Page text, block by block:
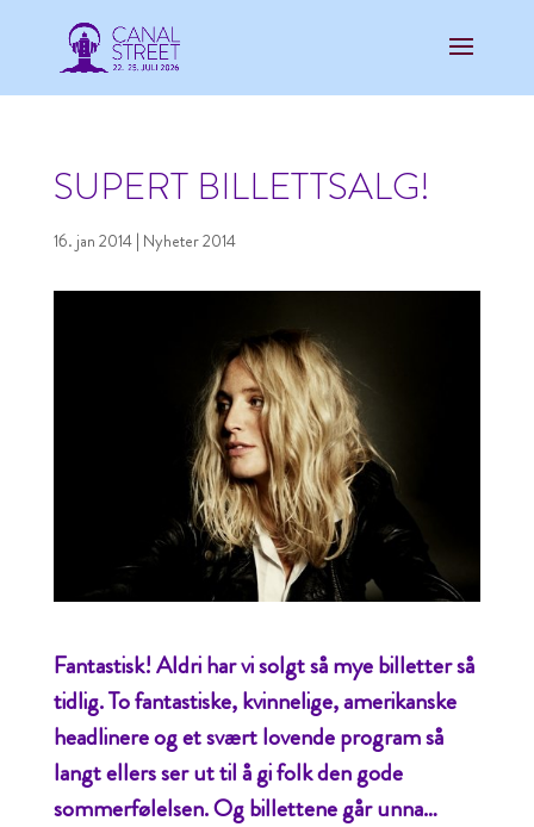
SUPERT BILLETTSALG!
16. jan 2014| Nyheter 2014
Fantastisk! Aldri har vi solgt så mye billetter så
tidlig. To fantastiske, kvinnelige, amerikanske
headlinere og et svært lovende program så
langt ellers ser ut til å gi folk den gode
sommerfølelsen. Og billettene går unna…